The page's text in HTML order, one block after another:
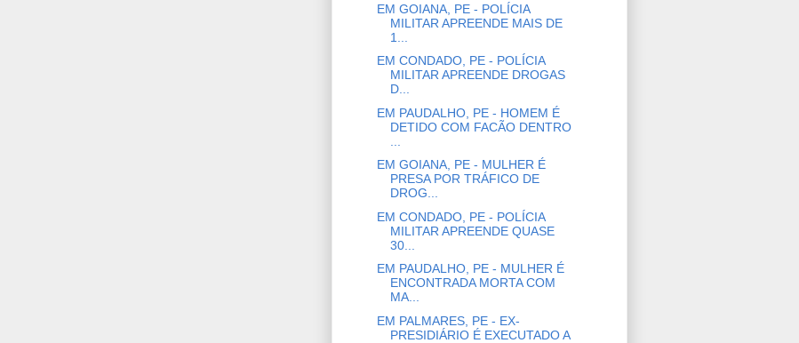
EM GOIANA, PE - POLÍCIA
MILITAR APREENDE MAIS DE
1...
EM CONDADO, PE - POLÍCIA
MILITAR APREENDE DROGAS
D...
EM PAUDALHO, PE - HOMEM É
DETIDO COM FACÃO DENTRO
EM GOIANA, PE - MULHER É
PRESA POR TRÁFICO DE
DROG...
EM CONDADO, PE - POLÍCIA
MILITAR APREENDE QUASE
30...
EM PAUDALHO, PE - MULHER É
ENCONTRADA MORTA COM
MA...
EM PALMARES, PE - EX-
PRESIDIÁRIO É EXECUTADO A